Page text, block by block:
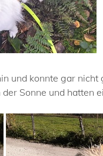
und konnte gar
Sonne und hatten